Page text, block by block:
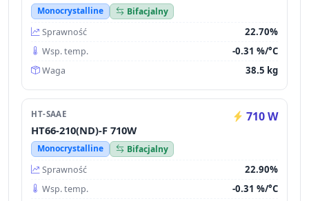
Monocrystalline
Bifacjalny
Sprawność
22.70%
Wsp. temp. -0.31 %/°C
Waga 38.5 kg
HT-SAAE 710 W
HT66-210(ND)-F 710W
Monocrystalline
Bifacjalny
Sprawność
22.90%
Wsp. temp. -0.31 %/°C